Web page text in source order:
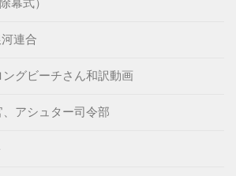
幕式）
連合
グビーチさん和訳動画
アシュター司令部